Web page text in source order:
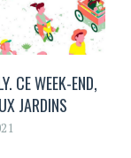
CE WEEK-END,
JARDINS